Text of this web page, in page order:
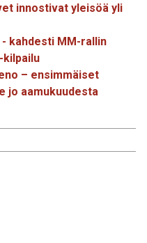
innostivat yleisöä yli
kahdesti MM-rallin
– ensimmäiset
jo aamukuudesta